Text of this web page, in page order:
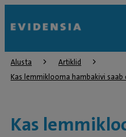
Alusta
Artiklid
Kas lemmiklooma hambakivi saab
Kas